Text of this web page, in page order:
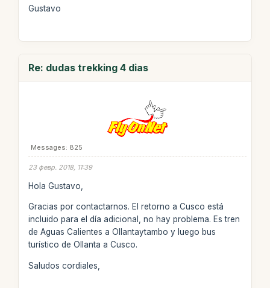
Gustavo
Re: dudas trekking 4 dias
Messages: 825
23 февр. 2018, 11:39
Hola Gustavo,
Gracias por contactarnos. El retorno a Cusco está
incluido para el día adicional, no hay problema. Es tren
de Aguas Calientes a Ollantaytambo y luego bus
turístico de Ollanta a Cusco.
Saludos cordiales,